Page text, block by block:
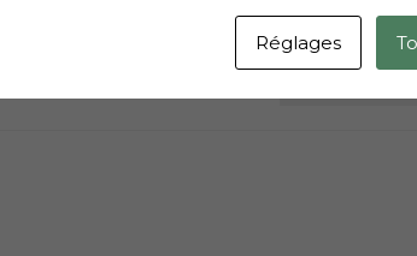
Réglages